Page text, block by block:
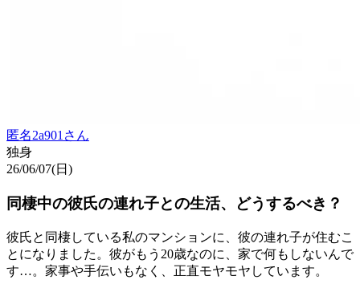
匿名2a901 さん
独身
26/06/07(日)
同棲中の彼氏の連れ子との生活、どうするべき？
彼氏と同棲している私のマンションに、彼の連れ子が住むこ
とになりました。彼がもう20歳なのに、家で何もしないんで
す…。家事や手伝いもなく、正直モヤモヤしています。